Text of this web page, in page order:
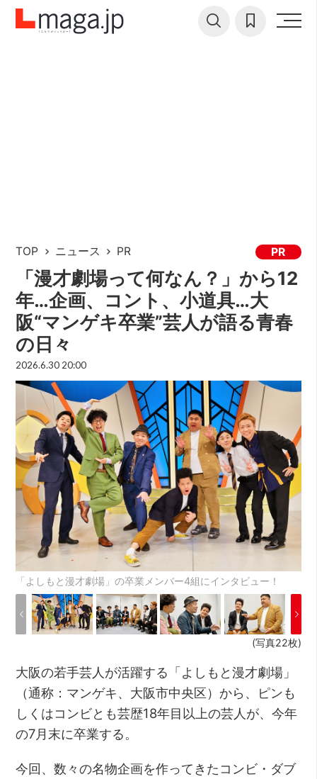
TOP ニュース PR PR
「漫才劇場って何なん？」から12
年…企画、コント、小道具…大
阪“マンゲキ卒業”芸人が語る青春
の日々
2026.6.30 20:00
「よしもと漫才劇場」の卒業メンバー4組にインタビュー！
(写真22枚)
大阪の若手芸人が活躍する「よしもと漫才劇場」
（通称：マンゲキ、大阪市中央区）から、ピンも
しくはコンビとも芸歴18年目以上の芸人が、今年
の7月末に卒業する。
今回、数々の名物企画を作ってきたコンビ・ダブ